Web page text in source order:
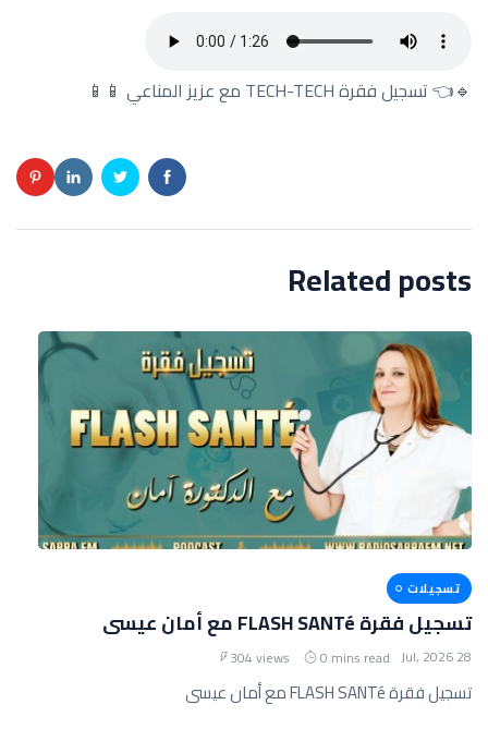
🔹👈 تسجيل فقرة TECH-TECH مع عزيز المناعي 📱📱
Related posts
تسجيلات
تسجيل فقرة FLASH SANTé مع أمان عيسى
28 Jul, 2026
0 mins read
304 views
تسجيل فقرة FLASH SANTé مع أمان عيسى